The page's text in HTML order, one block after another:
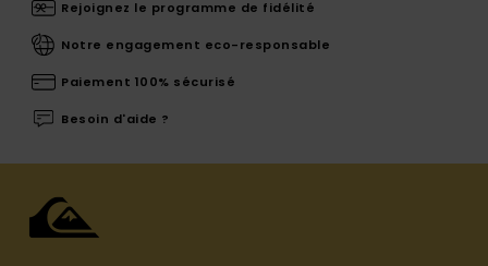
Rejoignez le programme de fidélité
Notre engagement eco-responsable
Paiement 100% sécurisé
Besoin d'aide ?